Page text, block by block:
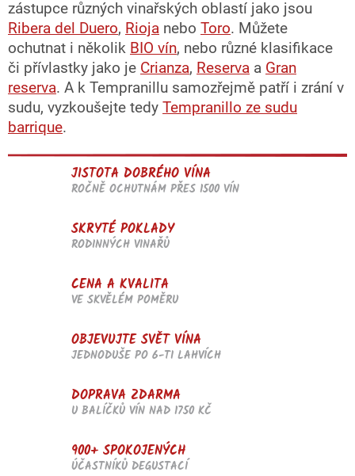
zástupce různých vinařských oblastí jako jsou
Ribera del Duero, Rioja nebo Toro. Můžete
ochutnat i několik BIO vín, nebo různé klasifikace
či přívlastky jako je Crianza, Reserva a Gran
reserva. A k Tempranillu samozřejmě patří i zrání v
sudu, vyzkoušejte tedy Tempranillo ze sudu
barrique.
JISTOTA DOBRÉHO VÍNA
ROČNĚ OCHUTNÁM PŘES 1500 VÍN
SKRYTÉ POKLADY
RODINNÝCH VINAŘŮ
CENA A KVALITA
VE SKVĚLÉM POMĚRU
OBJEVUJTE SVĚT VÍNA
JEDNODUŠE PO 6-TI LAHVÍCH
DOPRAVA ZDARMA
U BALÍČKŮ VÍN NAD 1750 KČ
900+ SPOKOJENÝCH
ÚČASTNÍKŮ DEGUSTACÍ